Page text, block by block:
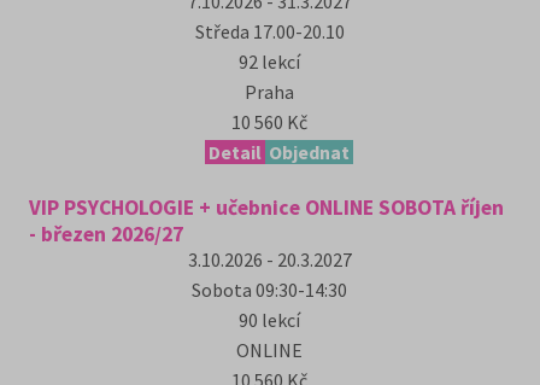
Středa 17.00-20.10
92 lekcí
Praha
10 560 Kč
Detail Objednat
VIP PSYCHOLOGIE + učebnice ONLINE SOBOTA říjen
- březen 2026/27
3.10.2026 - 20.3.2027
Sobota 09:30-14:30
90 lekcí
ONLINE